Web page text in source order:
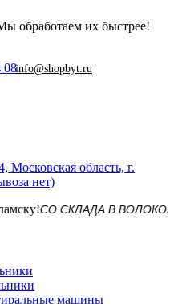
обработаем их быстрее!
08info@shopbyt.ru
Московская область, г.
нет)
СО СКЛАДА В ВОЛОКОЛАМСКЕ!
машины